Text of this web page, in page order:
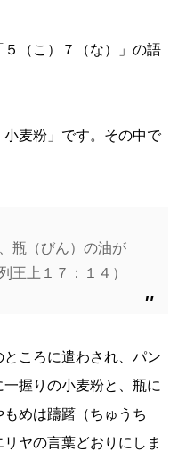
（こ）７（な）」の語
麦粉」です。その中で
瓶（びん）の油が
王上１７：１４）
ころに遣わされ、パン
握りの小麦粉と、瓶に
めは躊躇（ちゅうち
ヤの言葉どおりにしま